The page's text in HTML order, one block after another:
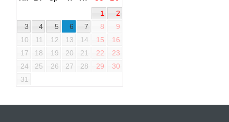
1
2
3
4 5 6 7 8
9
10
11 12 13 14 15
16
17
18 19 20 21 22
23
24
25 26 27 28 29
30
31